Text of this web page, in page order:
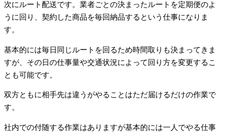
次にルート配送です。業者ごとの決まったルートを定期便のよ
うに回り、契約した商品を毎回納品するという仕事になりま
す。
基本的には毎日同じルートを回るため時間取りも決まってきま
すが、その日の仕事量や交通状況によって回り方を変更するこ
とも可能です。
双方ともに相手先は違うがやることはただ届けるだけの作業で
す。
社内での付随する作業はありますが基本的には一人でやる仕事